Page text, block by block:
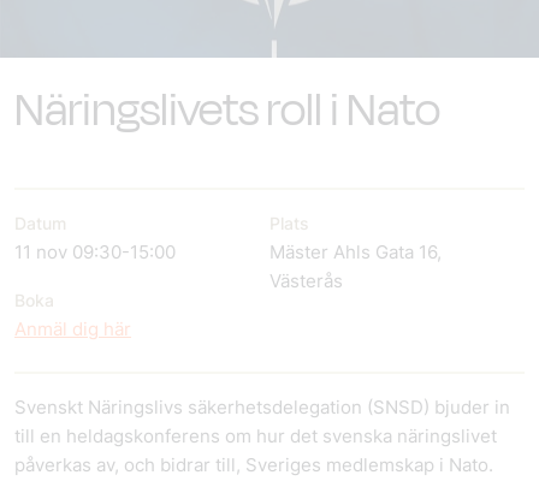
Näringslivets roll i Nato
Datum
11 nov 09:30-15:00
Boka
Anmäl dig här
Plats
Mäster Ahls Gata 16,
Västerås
Svenskt Näringslivs säkerhetsdelegation (SNSD) bjuder in
till en heldagskonferens om hur det svenska näringslivet
påverkas av, och bidrar till, Sveriges medlemskap i Nato.